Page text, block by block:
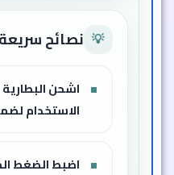
💡 نصائح سريعة
اشحن
الاستخدام
اضبط الضغط